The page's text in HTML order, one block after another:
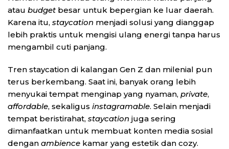
atau budget besar untuk bepergian ke luar daerah.
Karena itu, staycation menjadi solusi yang dianggap
lebih praktis untuk mengisi ulang energi tanpa harus
mengambil cuti panjang.
Tren staycation di kalangan Gen Z dan milenial pun
terus berkembang. Saat ini, banyak orang lebih
menyukai tempat menginap yang nyaman, private,
affordable, sekaligus instagramable. Selain menjadi
tempat beristirahat, staycation juga sering
dimanfaatkan untuk membuat konten media sosial
dengan ambience kamar yang estetik dan cozy.